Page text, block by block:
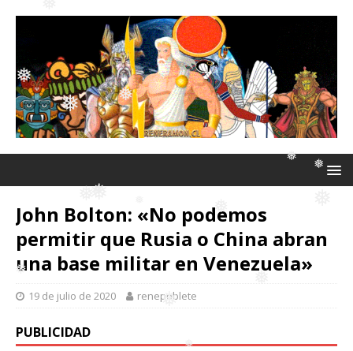
❅
❅
❅
❅
❅
❅
❅
❅ ❅
❅
John Bolton: «No podemos
permitir que Rusia o China abran
una base militar en Venezuela»
19 de julio de 2020 renepoblete
PUBLICIDAD